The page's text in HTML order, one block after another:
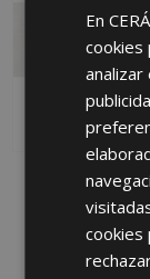
INDUSTRIAL
Añadir a
En
cookies
cookies